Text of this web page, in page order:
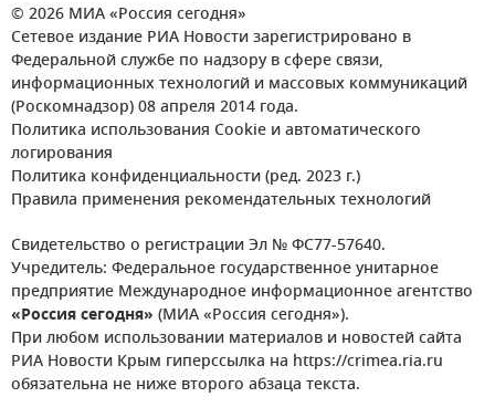
© 2026 МИА «Россия сегодня»
Сетевое издание РИА Новости зарегистрировано в
Федеральной службе по надзору в сфере связи,
информационных технологий и массовых коммуникаций
(Роскомнадзор) 08 апреля 2014 года.
Политика использования Cookie и автоматического
логирования
Политика конфиденциальности (ред. 2023 г.)
Правила применения рекомендательных технологий
Свидетельство о регистрации Эл № ФС77-57640.
Учредитель: Федеральное государственное унитарное
предприятие Международное информационное агентство
«Россия сегодня» (МИА «Россия сегодня»).
При любом использовании материалов и новостей сайта
РИА Новости Крым гиперссылка на https://crimea.ria.ru
обязательна не ниже второго абзаца текста.